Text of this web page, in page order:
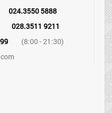
024.3550 5888
028.3511 9211
(8:00 - 21:30)